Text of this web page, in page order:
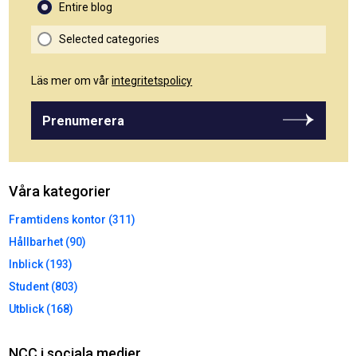
Entire blog
Selected categories
Läs mer om vårintegritetspolicy
Prenumerera
Våra kategorier
Framtidens kontor (311)
Hållbarhet (90)
Inblick (193)
Student (803)
Utblick (168)